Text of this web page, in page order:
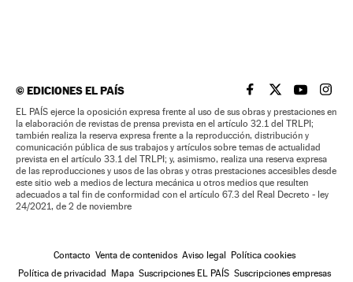
©EDICIONES EL PAÍS EL PAÍS BRASIL EN
EL PAÍSEL PAÍS
EL
EL PAÍS ejerce la oposición expresa frente al uso de sus obras y prestaciones en
la elaboración de revistas de prensa prevista en el artículo 32.1 del TRLPI;
también realiza la reserva expresa frente a la reproducción, distribución y
comunicación pública de sus trabajos y artículos sobre temas de actualidad
prevista en el artículo 33.1 del TRLPI; y, asimismo, realiza una reserva expresa
de las reproducciones y usos de las obras y otras prestaciones accesibles desde
este sitio web a medios de lectura mecánica u otros medios que resulten
adecuados a tal fin de conformidad con el artículo 67.3 del Real Decreto - ley
24/2021, de 2 de noviembre
Contacto Venta de contenidos Aviso legal Política cookies
Política de privacidad Mapa Suscripciones EL PAÍS Suscripciones empresas